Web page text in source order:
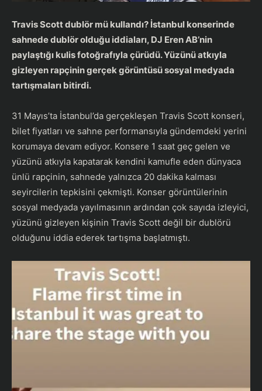
Travis Scott dublör mü kullandı? İstanbul konserinde
sahnede dublör olduğu iddiaları, DJ Eren AB’nin
paylaştığı kulis fotoğrafıyla çürüdü. Yüzünü atkıyla
gizleyen rapçinin gerçek görüntüsü sosyal medyada
tartışmaları bitirdi.
31 Mayıs’ta İstanbul’da gerçekleşen Travis Scott konseri,
bilet fiyatları ve sahne performansıyla gündemdeki yerini
korumaya devam ediyor. Konsere 1 saat geç gelen ve
yüzünü atkıyla kapatarak kendini kamufle eden dünyaca
ünlü rapçinin, sahnede yalnızca 20 dakika kalması
seyircilerin tepkisini çekmişti. Konser görüntülerinin
sosyal medyada yayılmasının ardından çok sayıda izleyici,
yüzünü gizleyen kişinin Travis Scott değil bir dublörü
olduğunu iddia ederek tartışma başlatmıştı.